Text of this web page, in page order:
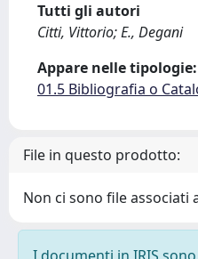
Tutti gli autori
Citti, Vittorio; E., Degani
Appare nelle tipologie:
01.5 Bibliografia o
File in questo prodotto:
Non ci sono file associati